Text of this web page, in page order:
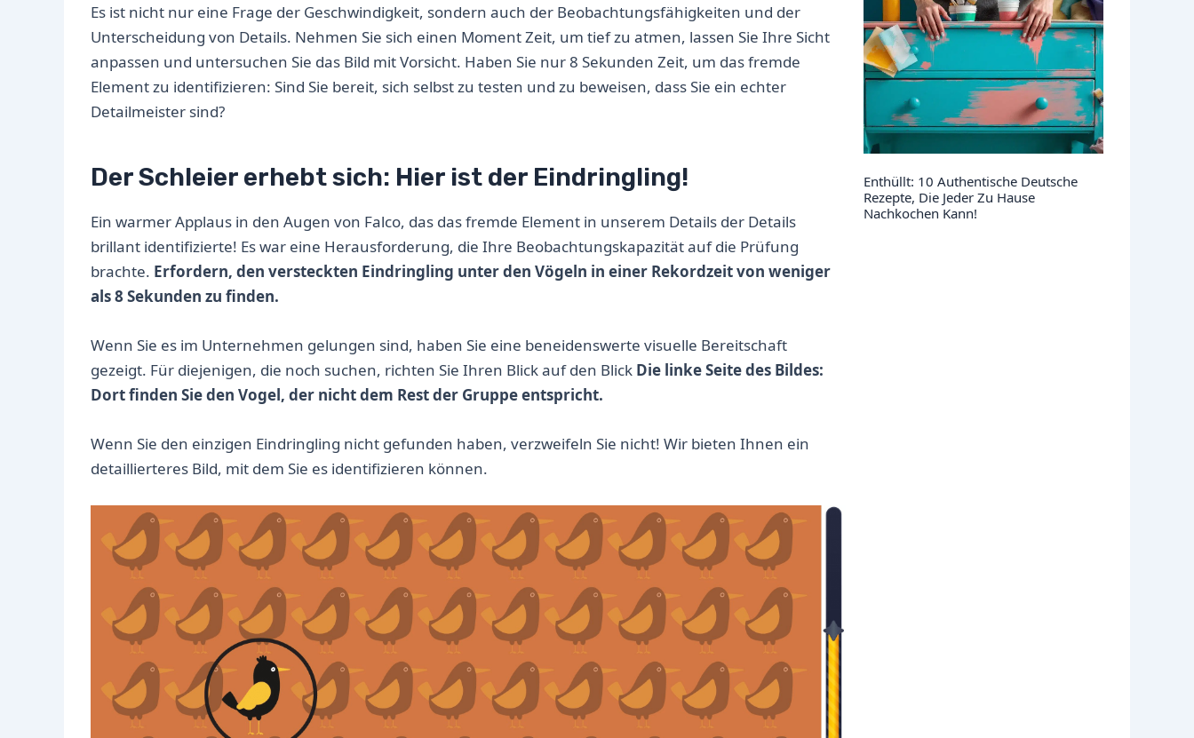
Es ist nicht nur eine Frage der Geschwindigkeit, sondern auch der Beobachtungsfähigkeiten und der
Unterscheidung von Details. Nehmen Sie sich einen Moment Zeit, um tief zu atmen, lassen Sie Ihre Sicht
anpassen und untersuchen Sie das Bild mit Vorsicht. Haben Sie nur 8 Sekunden Zeit, um das fremde
Element zu identifizieren: Sind Sie bereit, sich selbst zu testen und zu beweisen, dass Sie ein echter
Detailmeister sind?
Der Schleier erhebt sich: Hier ist der Eindringling!
Ein warmer Applaus in den Augen von Falco, das das fremde Element in unserem Details der Details
brillant identifizierte! Es war eine Herausforderung, die Ihre Beobachtungskapazität auf die Prüfung
brachte. Erfordern, den versteckten Eindringling unter den Vögeln in einer Rekordzeit von weniger
als 8 Sekunden zu finden.
Wenn Sie es im Unternehmen gelungen sind, haben Sie eine beneidenswerte visuelle Bereitschaft
gezeigt. Für diejenigen, die noch suchen, richten Sie Ihren Blick auf den Blick Die linke Seite des Bildes:
Dort finden Sie den Vogel, der nicht dem Rest der Gruppe entspricht.
Wenn Sie den einzigen Eindringling nicht gefunden haben, verzweifeln Sie nicht! Wir bieten Ihnen ein
detaillierteres Bild, mit dem Sie es identifizieren können.
Enthüllt: 10 Authentische Deutsche
Rezepte, Die Jeder Zu Hause
Nachkochen Kann!